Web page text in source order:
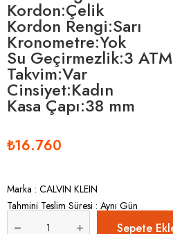
Kordon:Çelik
Kordon Rengi:Sarı
Kronometre:Yok
Su Geçirmezlik:3 ATM
Takvim:Var
Cinsiyet:Kadın
Kasa Çapı:38 mm
₺16.760
Marka : CALVIN KLEIN
Tahmini Teslim Süresi : Aynı Gün